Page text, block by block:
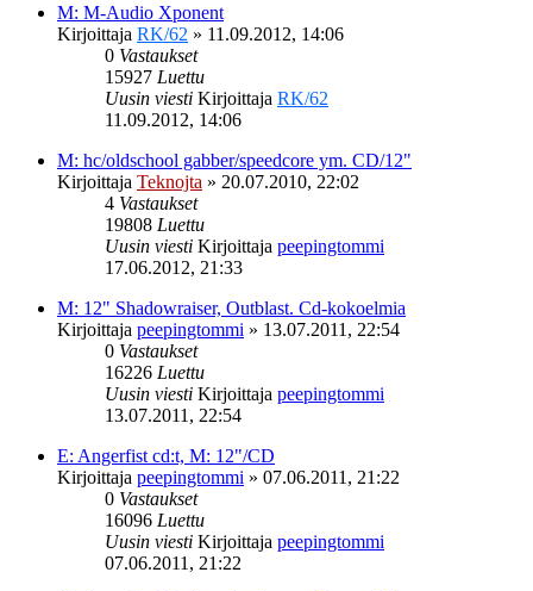
M: M-Audio Xponent
Kirjoittaja RK/62 » 11.09.2012, 14:06
0 Vastaukset
15927 Luettu
Uusin viesti Kirjoittaja RK/62
11.09.2012, 14:06
M: hc/oldschool gabber/speedcore ym. CD/12"
Kirjoittaja Teknojta » 20.07.2010, 22:02
4 Vastaukset
19808 Luettu
Uusin viesti Kirjoittaja peepingtommi
17.06.2012, 21:33
M: 12" Shadowraiser, Outblast. Cd-kokoelmia
Kirjoittaja peepingtommi » 13.07.2011, 22:54
0 Vastaukset
16226 Luettu
Uusin viesti Kirjoittaja peepingtommi
13.07.2011, 22:54
E: Angerfist cd:t, M: 12"/CD
Kirjoittaja peepingtommi » 07.06.2011, 21:22
0 Vastaukset
16096 Luettu
Uusin viesti Kirjoittaja peepingtommi
07.06.2011, 21:22